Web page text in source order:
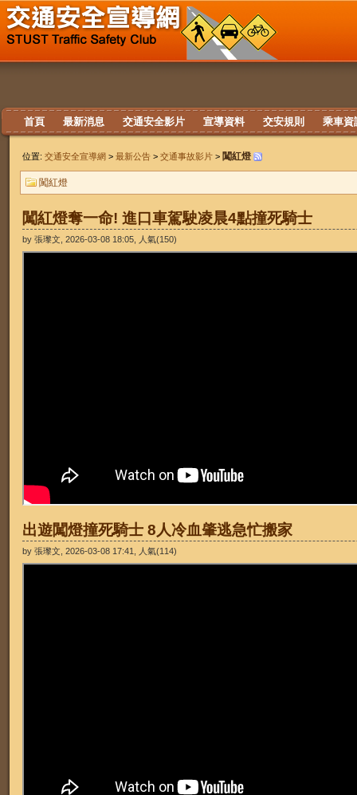
首頁 最新消息 交通安全影片 宣導資料 交安規則 乘車資
位置: 交通安全宣導網 > 最新公告 > 交通事故影片 > 闖紅燈
闖紅燈
闖紅燈奪一命! 進口車駕駛凌晨4點撞死騎士
by 張瓈文, 2026-03-08 18:05, 人氣(150)
出遊闖燈撞死騎士 8人冷血肇逃急忙搬家
by 張瓈文, 2026-03-08 17:41, 人氣(114)